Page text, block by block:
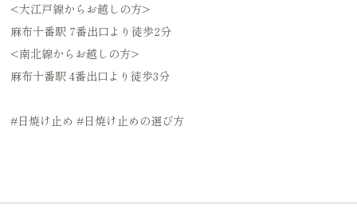
<大江戸線からお越しの方>
麻布十番駅 7番出口より徒歩2分
<南北線からお越しの方>
麻布十番駅 4番出口より徒歩3分
#日焼け止め #日焼け止めの選び方